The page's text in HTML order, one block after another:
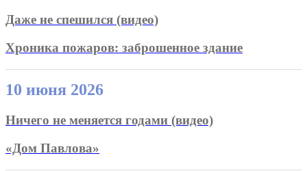
Даже не спешился (видео)
Хроника пожаров: заброшенное здание
10 июня 2026
Ничего не меняется годами (видео)
«Дом Павлова»